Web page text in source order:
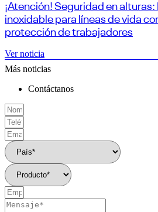
¡Atención! Seguridad en alturas:
inoxidable para líneas de vida
protección de trabajadores
Ver noticia
Más noticias
Contáctanos